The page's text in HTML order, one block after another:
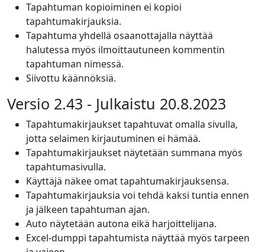
Tapahtuman kopioiminen ei kopioi
tapahtumakirjauksia.
Tapahtuma yhdellä osaanottajalla näyttää
halutessa myös ilmoittautuneen kommentin
tapahtuman nimessä.
Siivottu käännöksiä.
Versio 2.43 - Julkaistu 20.8.2023
Tapahtumakirjaukset tapahtuvat omalla sivulla,
jotta selaimen kirjautuminen ei hämää.
Tapahtumakirjaukset näytetään summana myös
tapahtumasivulla.
Käyttäjä näkee omat tapahtumakirjauksensa.
Tapahtumakirjauksia voi tehdä kaksi tuntia ennen
ja jälkeen tapahtuman ajan.
Auto näytetään autona eikä harjoittelijana.
Excel-dumppi tapahtumista näyttää myös tarpeen